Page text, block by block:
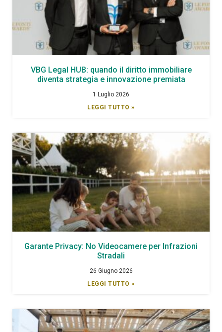
VBG Legal HUB: quando il diritto immobiliare
diventa strategia e innovazione premiata
1 Luglio 2026
LEGGI TUTTO »
Garante Privacy: No Videocamere per Infrazioni
Stradali
26 Giugno 2026
LEGGI TUTTO »